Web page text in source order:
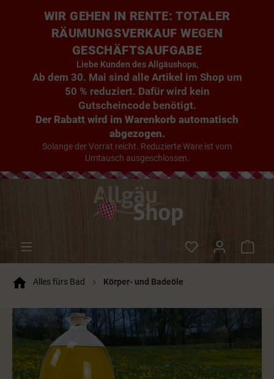
WIR GEHEN IN RENTE: TOTALER
RÄUMUNGSVERKAUF WEGEN
GESCHÄFTSAUFGABE
Liebe Kunden des Allgäushops,
Ab dem 30. Mai sind alle Artikel im Shop um
50 % reduziert. Dafür wird kein
Gutscheincode benötigt.
Der Rabatt wird im Warenkorb automatisch
abgezogen.
Solange der Vorrat reicht. Reduzierte Ware ist vom
Umtausch ausgeschlossen.
Alles fürs Bad Körper- und Badeöle